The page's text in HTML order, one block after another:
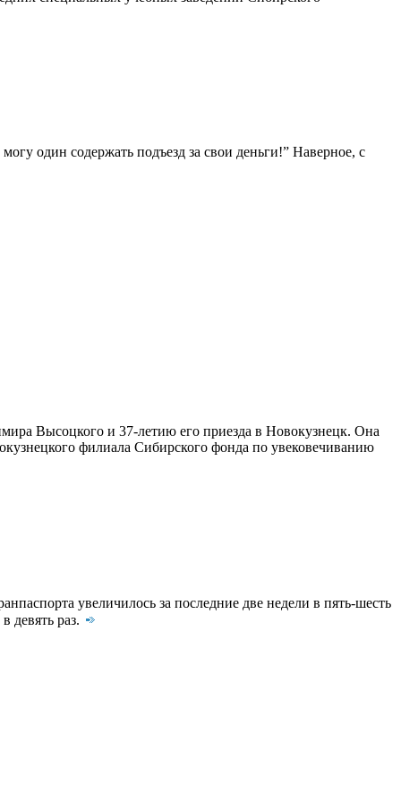
один содержать подъезд за свои деньги!” Наверное, с
Высоцкого и 37-летию его приезда в Новокузнецк. Она
филиала Сибирского фонда по увековечиванию
увеличилось за последние две недели в пять-шесть
девять раз.